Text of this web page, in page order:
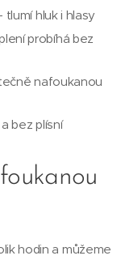
tlumí hluk i hlasy
probíhá bez
nafoukanou
bez plísní
hodin a můžeme